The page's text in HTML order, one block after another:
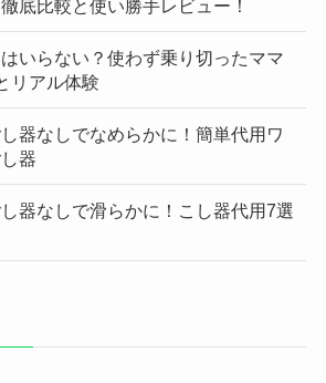
底比較と使い勝手レビュー！
いらない？使わず乗り切ったママ
リアル体験
器なしでなめらかに！簡単代用ワ
器
器なしで滑らかに！こし器代用7選